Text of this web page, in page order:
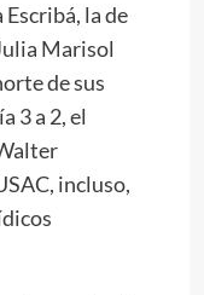
la de
Marisol
de sus
3 a 2, el
incluso,